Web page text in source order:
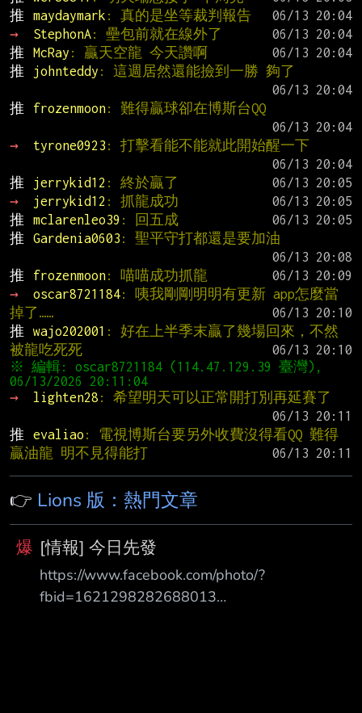
推
maydaymark : 真的是坐等裁判報告
→
StephonA: 壘包前就在線外了
推
McRay : 贏天空龍 今天讚啊
推
johnteddy : 這週居然還能撿到一勝 夠了
推
frozenmoon: 難得贏球卻在博斯台QQ
→
tyrone0923 : 打擊看能不能就此開始醒一下
推
jerrykid12 : 終於贏了
→
jerrykid12 : 抓龍成功
推
mclarenleo39 : 回五成
推
Gardenia0603 : 聖平守打都還是要加油
推
frozenmoon: 喵喵成功抓龍
→
oscar8721184: 咦我剛剛明明有更新 app怎麼當
掉了……
推
wajo202001 : 好在上半季末贏了幾場回來，不然
被龍吃死死
※ 編輯: oscar8721184 (114.47.129.39 臺灣),
→
lighten28 : 希望明天可以正常開打別再延賽了
推
evaliao : 電視博斯台要另外收費沒得看QQ 難得
贏油龍 明不見得能打
👉 Lions 版：熱門文章
爆 [情報] 今日先發
https://www.facebook.com/photo/?
fbid=1621298282688013